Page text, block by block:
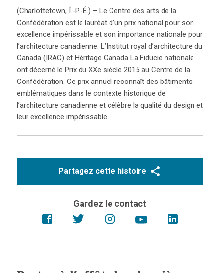
(Charlottetown, Î.-P.-É.) – Le Centre des arts de la
Confédération est le lauréat d’un prix national pour son
excellence impérissable et son importance nationale pour
l’architecture canadienne. L’Institut royal d’architecture du
Canada (IRAC) et Héritage Canada La Fiducie nationale
ont décerné le Prix du XXe siècle 2015 au Centre de la
Confédération. Ce prix annuel reconnaît des bâtiments
emblématiques dans le contexte historique de
l’architecture canadienne et célèbre la qualité du design et
leur excellence impérissable.
Partagez cette histoire
Gardez le contact